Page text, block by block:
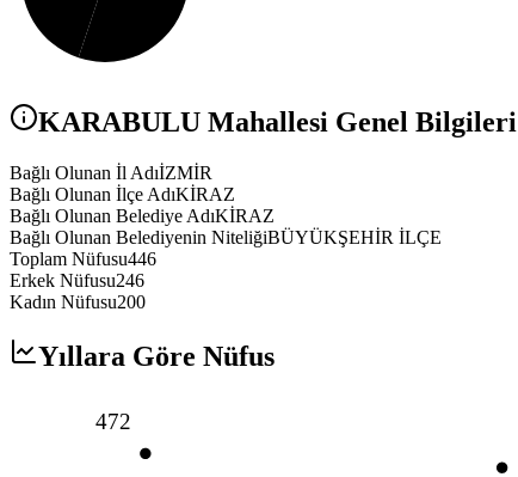
KARABULU Mahallesi Genel Bilgileri
Bağlı Olunan İl AdıİZMİR
Bağlı Olunan İlçe AdıKİRAZ
Bağlı Olunan Belediye AdıKİRAZ
Bağlı Olunan Belediyenin NiteliğiBÜYÜKŞEHİR İLÇE
Toplam Nüfusu446
Erkek Nüfusu246
Kadın Nüfusu200
Yıllara Göre Nüfus
472